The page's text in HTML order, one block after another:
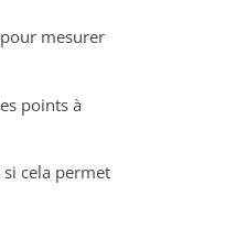
mesurer
points à
cela permet